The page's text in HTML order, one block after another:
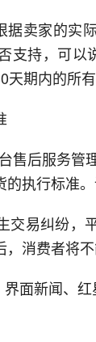
据卖家的实
持，可以
期内的所
售后服务管
执行标准。
交易纠纷，
消费者将
面新闻、